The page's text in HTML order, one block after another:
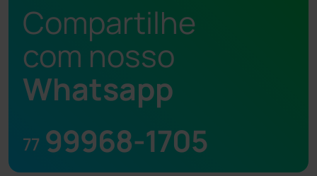
Compartilhe
com nosso
Whatsapp
77 99968-1705